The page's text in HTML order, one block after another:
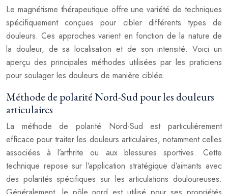
Le magnétisme thérapeutique offre une variété de techniques
spécifiquement conçues pour cibler différents types de
douleurs. Ces approches varient en fonction de la nature de
la douleur, de sa localisation et de son intensité. Voici un
aperçu des principales méthodes utilisées par les praticiens
pour soulager les douleurs de manière ciblée.
Méthode de polarité Nord-Sud pour les douleurs
articulaires
La méthode de polarité Nord-Sud est particulièrement
efficace pour traiter les douleurs articulaires, notamment celles
associées à l’arthrite ou aux blessures sportives. Cette
technique repose sur l’application stratégique d’aimants avec
des polarités spécifiques sur les articulations douloureuses.